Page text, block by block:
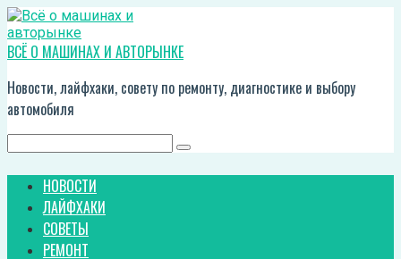
Перейти
к
контенту
ВСЁ О МАШИНАХ И АВТОРЫНКЕ
Новости, лайфхаки, совету по ремонту, диагностике и выбору
автомобиля
НОВОСТИ
ЛАЙФХАКИ
СОВЕТЫ
РЕМОНТ